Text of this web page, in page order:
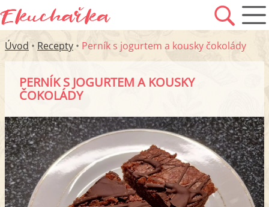
Úvod • Recepty • Perník s jogurtem a kousky čokolády
PERNÍK S JOGURTEM A KOUSKY
ČOKOLÁDY